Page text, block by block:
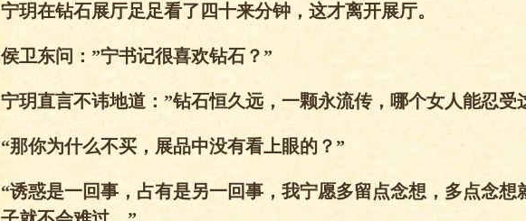
宁玥在钻石展厅足足看了四十来分钟，这才离开展厅。
侯卫东问：”宁书记很喜欢钻石？”
宁玥直言不讳地道：”钻石恒久远，一颗永流传，哪个女人能忍受
“那你为什么不买，展品中没有看上眼的？”
“诱惑是一回事，占有是另一回事，我宁愿多留点念想，多点念想